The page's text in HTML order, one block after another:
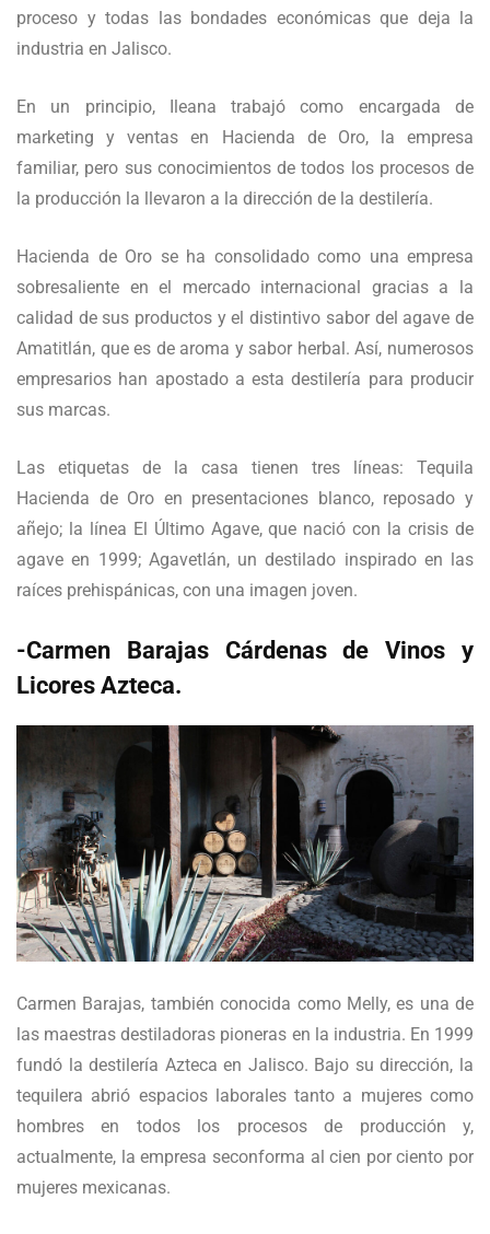
proceso y todas las bondades económicas que deja la
industria en Jalisco.
En un principio, Ileana trabajó como encargada de
marketing y ventas en Hacienda de Oro, la empresa
familiar, pero sus conocimientos de todos los procesos de
la producción la llevaron a la dirección de la destilería.
Hacienda de Oro se ha consolidado como una empresa
sobresaliente en el mercado internacional gracias a la
calidad de sus productos y el distintivo sabor del agave de
Amatitlán, que es de aroma y sabor herbal. Así, numerosos
empresarios han apostado a esta destilería para producir
sus marcas.
Las etiquetas de la casa tienen tres líneas: Tequila
Hacienda de Oro en presentaciones blanco, reposado y
añejo; la línea El Último Agave, que nació con la crisis de
agave en 1999; Agavetlán, un destilado inspirado en las
raíces prehispánicas, con una imagen joven.
-Carmen Barajas Cárdenas de Vinos y
Licores Azteca.
Carmen Barajas, también conocida como Melly, es una de
las maestras destiladoras pioneras en la industria. En 1999
fundó la destilería Azteca en Jalisco. Bajo su dirección, la
tequilera abrió espacios laborales tanto a mujeres como
hombres en todos los procesos de producción y,
actualmente, la empresa seconforma al cien por ciento por
mujeres mexicanas.